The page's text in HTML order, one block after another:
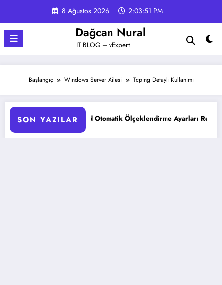
8 Ağustos 2026 2:03:52 PM
Dağcan Nural
IT BLOG – vExpert
Başlangıç Windows Server Ailesi Tcping Detaylı Kullanımı
SON YAZILAR
Pod Otomatik Ölçeklendirme Ayarları Rehberi Google